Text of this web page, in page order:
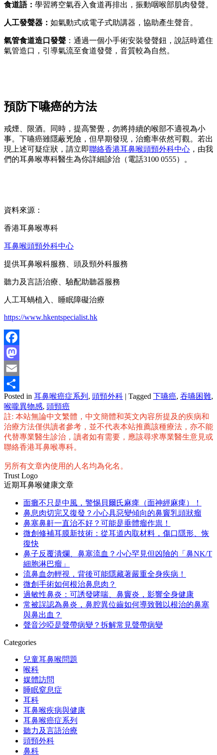
食道語： 學習將空氣吞入食道再排出，振動咽喉部肌肉發聲。
人工發聲器： 如氣動式或電子式助講器，協助產生聲音。
氣管食道造口發聲 ：通過一個小手術安裝發聲鈕，說話時遮住
氣管造口，引導氣流至食道發聲，音質較為自然。
預防下嚥癌的方法
戒煙、限酒。同時，提高警覺，勿將持續的喉部不適視為小
事。下嚥癌雖隱蔽兇險，但早期發現，治癒率依然可觀。若出
現上述可疑症狀，請立即聯絡香港耳鼻喉頭頸外科中心 ，由我
們的耳鼻喉專科醫生為你詳細診治（電話3100 0555）。
資料來源：
香港耳鼻喉專科
耳鼻喉頭頸外科中心
提供耳鼻喉科服務、頭及頸外科服務
聽力及言語治療、驗配助聽器服務
人工耳蝸植入、睡眠障礙治療
https://www.hkentspecialist.hk
Facebook
Mastodon
Email
分
享
Posted in 耳鼻喉癌症系列 , 頭頸外科 | Tagged 下嚥癌, 吞嚥困難,
喉嚨異物感, 頭頸癌
註: 本站無論中文繁體，中文簡體和英文內容所提及的疾病和
治療方法僅供讀者參考，並不代表本站推薦該種療法，亦不能
代替專業醫生診治，讀者如有需要，應該尋求專業醫生意見或
聯絡香港耳鼻喉專科。
另所有文章內使用的人名均為化名。
Trust Logo
近期耳鼻喉健康文章
面癱不只是中風，警惕貝爾氏麻痺（面神經麻痺）！
鼻息肉切完又復發？小心具惡變傾向的鼻竇乳頭狀瘤
鼻塞鼻鼾一直治不好？可能是垂體瘤作祟！
微創修補耳膜新技術：從耳道內取材料，傷口隱形、恢
復快
鼻子反覆潰爛、鼻塞流血？小心罕見但凶險的「鼻NK/T
細胞淋巴瘤」
流鼻血勿輕視，背後可能隱藏著嚴重全身疾病！
微創手術如何根治鼻息肉？
過敏性鼻炎：可誘發哮喘、鼻竇炎，影響全身健康
常被誤認為鼻炎，鼻腔異位齒如何導致難以根治的鼻塞
與鼻出血？
聲音沙啞是聲帶病變？拆解常見聲帶病變
Categories
兒童耳鼻喉問題
喉科
媒體訪問
睡眠窒息症
耳科
耳鼻喉疾病與健康
耳鼻喉癌症系列
聽力及言語治療
頭頸外科
鼻科